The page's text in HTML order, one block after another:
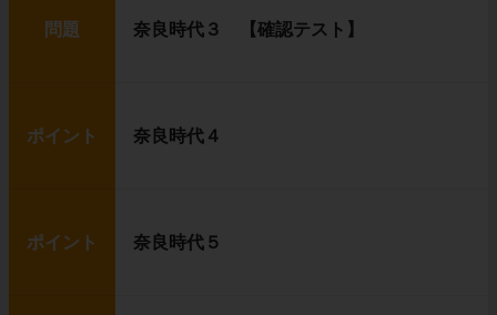
問題 奈良時代３ 【確認テスト】
ポイント 奈良時代４
ポイント 奈良時代５